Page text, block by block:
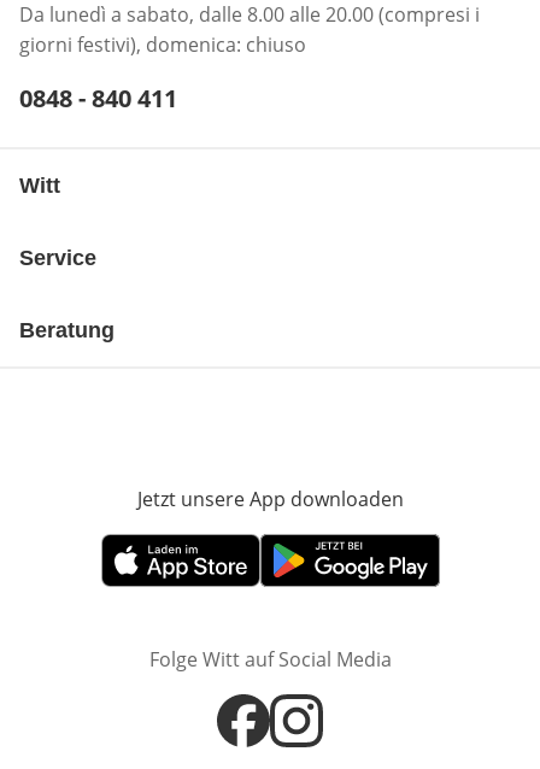
Da lunedì a sabato, dalle 8.00 alle 20.00 (compresi i
giorni festivi), domenica: chiuso
Telefonnummer:
0848 - 840 411
Witt
Service
Beratung
Jetzt unsere App downloaden
Öffnet in neuem FensterÖffnet in neuem Fenster
Folge Witt auf Social Media
Öffnet in neuem Fenster
Öffnet in neuem Fenster